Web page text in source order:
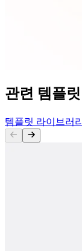
관련 템플릿
템플릿 라이브러리